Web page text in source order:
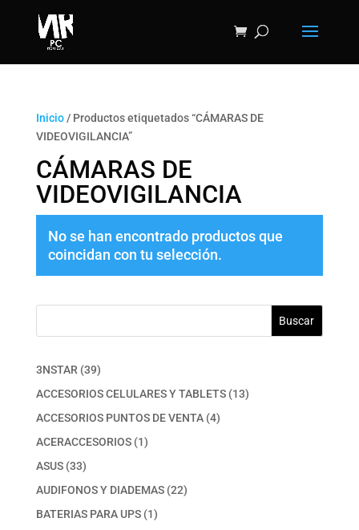
Inicio/ Productos etiquetados “CÁMARAS DE
VIDEOVIGILANCIA”
CÁMARAS DE
VIDEOVIGILANCIA
No se han encontrado productos que
coincidan con tu selección.
Buscar
3NSTAR 3939
productos
ACCESORIOS CELULARES Y TABLETS 1313
ACCESORIOS PUNTOS DE VENTA 44
ACERACCESORIOS 11
ASUS 3333
productos
AUDIFONOS Y DIADEMAS 2222
BATERIAS PARA UPS 11